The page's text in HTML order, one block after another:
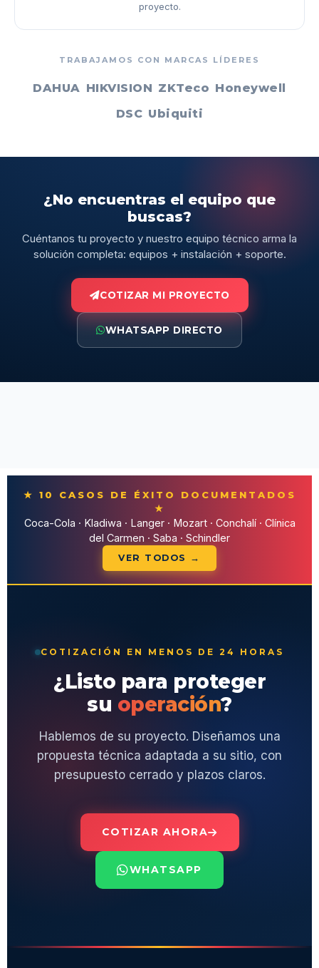
proyecto.
TRABAJAMOS CON MARCAS LÍDERES
DAHUA HIKVISION ZKTeco Honeywell
DSC Ubiquiti
¿No encuentras el equipo que
buscas?
Cuéntanos tu proyecto y nuestro equipo técnico arma la
solución completa: equipos + instalación + soporte.
COTIZAR MI PROYECTO
WHATSAPP DIRECTO
★ 10 CASOS DE ÉXITO DOCUMENTADOS
★
Coca-Cola · Kladiwa · Langer · Mozart · Conchalí · Clínica
del Carmen · Saba · Schindler
VER TODOS →
COTIZACIÓN EN MENOS DE 24 HORAS
¿Listo para proteger
su operación?
Hablemos de su proyecto. Diseñamos una
propuesta técnica adaptada a su sitio, con
presupuesto cerrado y plazos claros.
COTIZAR AHORA
WHATSAPP